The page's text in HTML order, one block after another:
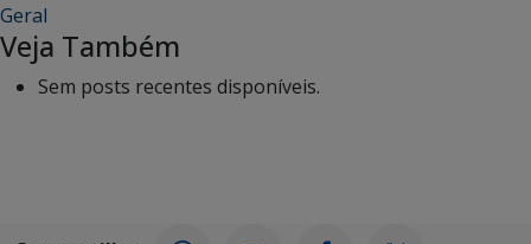
Geral
Veja Também
Sem posts recentes disponíveis.